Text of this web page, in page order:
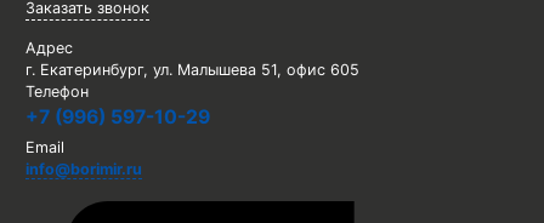
Заказать звонок
Адрес
г. Екатеринбург, ул. Малышева 51, офис 605
Телефон
+7 (996) 597-10-29
Email
info@borimir.ru